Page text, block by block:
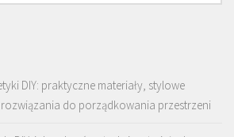
DIY: praktyczne materiały, stylowe
do porządkowania przestrzeni